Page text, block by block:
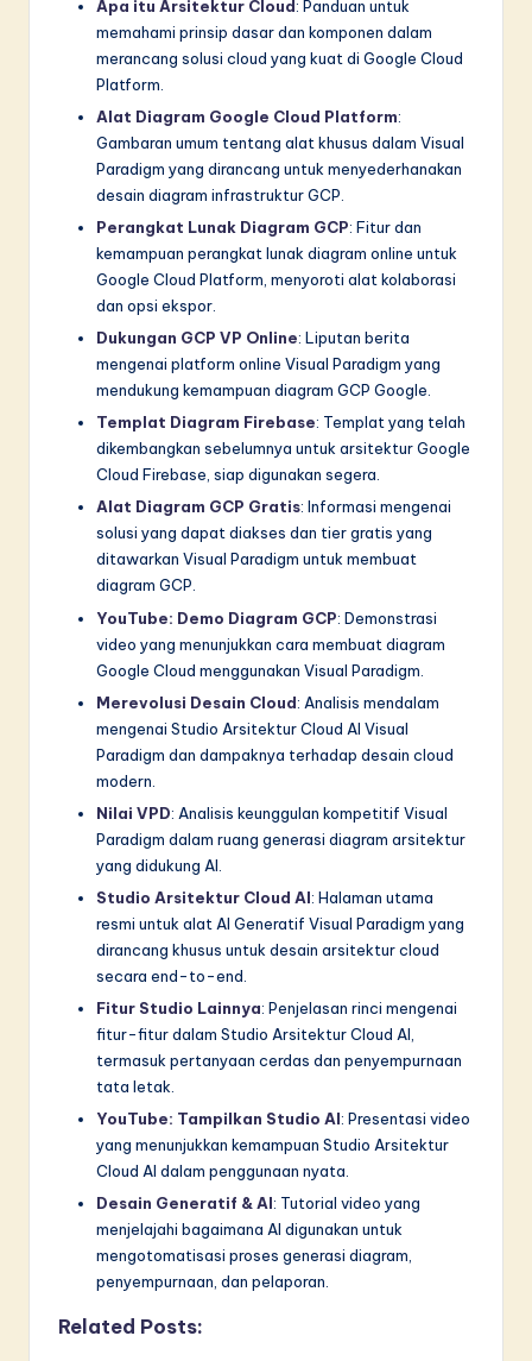
Apa itu Arsitektur Cloud : Panduan untuk
memahami prinsip dasar dan komponen dalam
merancang solusi cloud yang kuat di Google Cloud
Platform.
Alat Diagram Google Cloud Platform:
Gambaran umum tentang alat khusus dalam Visual
Paradigm yang dirancang untuk menyederhanakan
desain diagram infrastruktur GCP.
Perangkat Lunak Diagram GCP: Fitur dan
kemampuan perangkat lunak diagram online untuk
Google Cloud Platform, menyoroti alat kolaborasi
dan opsi ekspor.
Dukungan GCP VP Online: Liputan berita
mengenai platform online Visual Paradigm yang
mendukung kemampuan diagram GCP Google.
Templat Diagram Firebase: Templat yang telah
dikembangkan sebelumnya untuk arsitektur Google
Cloud Firebase, siap digunakan segera.
Alat Diagram GCP Gratis: Informasi mengenai
solusi yang dapat diakses dan tier gratis yang
ditawarkan Visual Paradigm untuk membuat
diagram GCP.
YouTube: Demo Diagram GCP: Demonstrasi
video yang menunjukkan cara membuat diagram
Google Cloud menggunakan Visual Paradigm.
Merevolusi Desain Cloud: Analisis mendalam
mengenai Studio Arsitektur Cloud AI Visual
Paradigm dan dampaknya terhadap desain cloud
modern.
Nilai VPD: Analisis keunggulan kompetitif Visual
Paradigm dalam ruang generasi diagram arsitektur
yang didukung AI.
Studio Arsitektur Cloud AI: Halaman utama
resmi untuk alat AI Generatif Visual Paradigm yang
dirancang khusus untuk desain arsitektur cloud
secara end-to-end.
Fitur Studio Lainnya: Penjelasan rinci mengenai
fitur-fitur dalam Studio Arsitektur Cloud AI,
termasuk pertanyaan cerdas dan penyempurnaan
tata letak.
YouTube: Tampilkan Studio AI: Presentasi video
yang menunjukkan kemampuan Studio Arsitektur
Cloud AI dalam penggunaan nyata.
Desain Generatif & AI: Tutorial video yang
menjelajahi bagaimana AI digunakan untuk
mengotomatisasi proses generasi diagram,
penyempurnaan, dan pelaporan.
Related Posts: